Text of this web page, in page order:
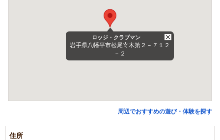
ロッジ・クラブマン
岩手県八幡平市松尾寄木第２－７１２
－２
周辺でおすすめの遊び・体験を探す
住所